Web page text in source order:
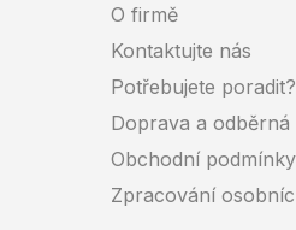
O firmě
Kontaktujte nás
Potřebujete poradit?
Doprava a odběrná
Obchodní podmínky
Zpracování